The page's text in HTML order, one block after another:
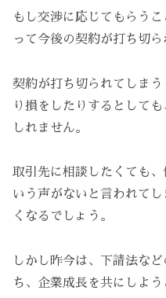
もし交渉に応じてもらう
って今後の契約が打ち切
契約が打ち切られてしま
り損をしたりするとして
しれません。
取引先に相談したくても
いう声がないと言われて
くなるでしょう。
しかし昨今は、下請法な
ち、企業成長を共にしよ